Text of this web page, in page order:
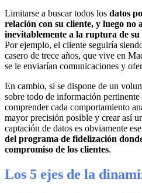
Limitarse a buscar todos los datos
relación con su cliente, y luego no
inevitablemente a la ruptura de
Por ejemplo, el cliente seguiría
casero de trece años, que vive en
se le enviarían comunicaciones y
En cambio, si se dispone de un
sobre todo de información pertinente
comprender cada comportamiento
mayor precisión posible y crear así
captación de datos es obviamente
del programa de fidelización
compromiso de los clientes.
Los 5 ejes de la